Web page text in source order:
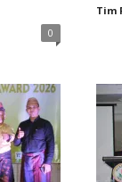
0
Tim